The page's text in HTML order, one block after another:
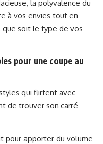
la polyvalence du
à vos envies tout en
soit le type de vos
pour une coupe au
qui flirtent avec
de trouver son carré
pour apporter du volume